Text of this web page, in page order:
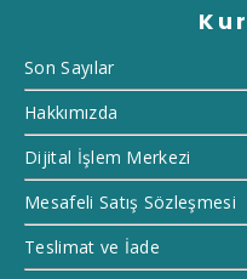
Son Sayılar
Hakkımızda
Dijital İşlem Merkezi
Mesafeli Satış Sözleşmesi
Teslimat ve İade